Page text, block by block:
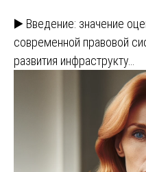
▶️ Введение: значение
современной правовой
развития инфраструкту…